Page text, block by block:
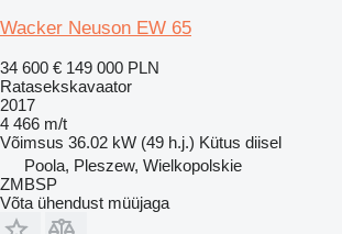
Wacker Neuson EW 65
34 600 € 149 000 PLN
Ratasekskavaator
2017
4 466 m/t
Võimsus 36.02 kW (49 h.j.) Kütus diisel
Poola, Pleszew, Wielkopolskie
ZMBSP
Võta ühendust müüjaga